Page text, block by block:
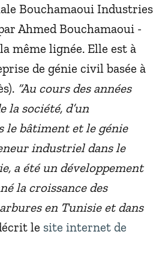
Bouchamaoui Industries
Ahmed Bouchamaoui -
même lignée. Elle est à
de génie civil basée à
“Au cours des années
la société, d’un
le bâtiment et le génie
industriel dans le
a été un développement
la croissance des
en Tunisie et dans
le site internet de